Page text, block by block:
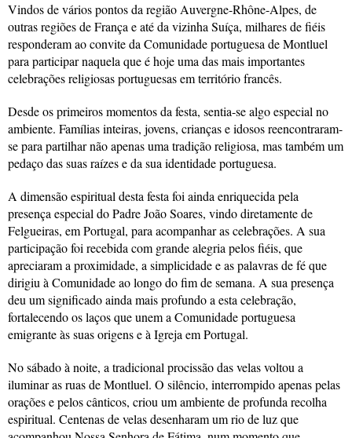
Vindos de vários pontos da região Auvergne-Rhône-Alpes, de
outras regiões de França e até da vizinha Suíça, milhares de fiéis
responderam ao convite da Comunidade portuguesa de Montluel
para participar naquela que é hoje uma das mais importantes
celebrações religiosas portuguesas em território francês.
Desde os primeiros momentos da festa, sentia-se algo especial no
ambiente. Famílias inteiras, jovens, crianças e idosos reencontraram-
se para partilhar não apenas uma tradição religiosa, mas também um
pedaço das suas raízes e da sua identidade portuguesa.
A dimensão espiritual desta festa foi ainda enriquecida pela
presença especial do Padre João Soares, vindo diretamente de
Felgueiras, em Portugal, para acompanhar as celebrações. A sua
participação foi recebida com grande alegria pelos fiéis, que
apreciaram a proximidade, a simplicidade e as palavras de fé que
dirigiu à Comunidade ao longo do fim de semana. A sua presença
deu um significado ainda mais profundo a esta celebração,
fortalecendo os laços que unem a Comunidade portuguesa
emigrante às suas origens e à Igreja em Portugal.
No sábado à noite, a tradicional procissão das velas voltou a
iluminar as ruas de Montluel. O silêncio, interrompido apenas pelas
orações e pelos cânticos, criou um ambiente de profunda recolha
espiritual. Centenas de velas desenharam um rio de luz que